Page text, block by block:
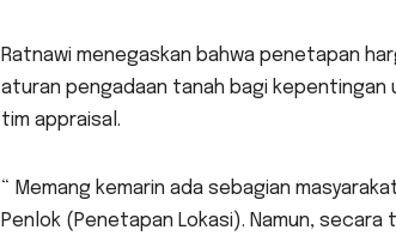
Ratnawi menegaskan bahwa penetapan
aturan pengadaan tanah bagi kepentingan
tim appraisal.
“ Memang kemarin ada sebagian
Penlok (Penetapan Lokasi). Namun,